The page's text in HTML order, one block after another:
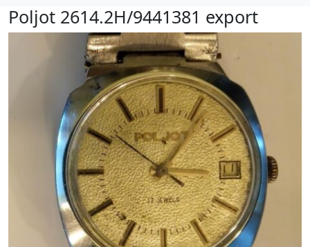
Poljot 2614.2H/9441381 export